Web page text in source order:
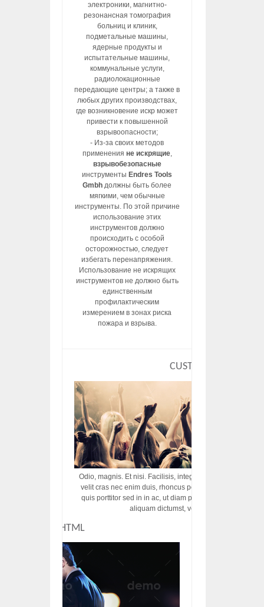
электроники, магнитно-
резонансная томография
больниц и клиник,
подметальные машины,
ядерные продукты и
испытательные машины,
коммунальные услуги,
радиолокационные
передающие центры; а также в
любых других производствах,
где возникновение искр может
привести к повышенной
взрывоопасности;
- Из-за своих методов
применения не искрящие,
взрывобезопасные
инструменты Endres Tools
Gmbh должны быть более
мягкими, чем обычные
инструменты. По этой причине
использование этих
инструментов должно
происходить с особой
осторожностью, следует
избегать перенапряжения.
Использование не искрящих
инструментов не должно быть
единственным
профилактическим
измерением в зонах риска
пожара и взрыва.
CUSTOM HTML
Odio, magnis. Et nisi. Facilisis, integer! Risus augue! Non
velit cras nec enim duis, rhoncus porttitor ac vut rhoncus
quis porttitor sed in in ac, ut diam porttitor odio nunc
aliquam dictumst, vel amet tincidunt
CUSTOM HTML